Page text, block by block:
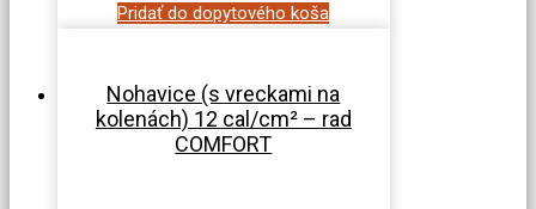
Pridať do dopytového koša
Nohavice (s vreckami na
kolenách) 12 cal/cm² – rad
COMFORT